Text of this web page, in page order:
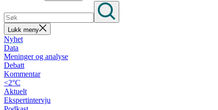
Lukk meny
Nyhet
Data
Meninger og analyse
Debatt
Kommentar
<2°C
Aktuelt
Ekspertintervju